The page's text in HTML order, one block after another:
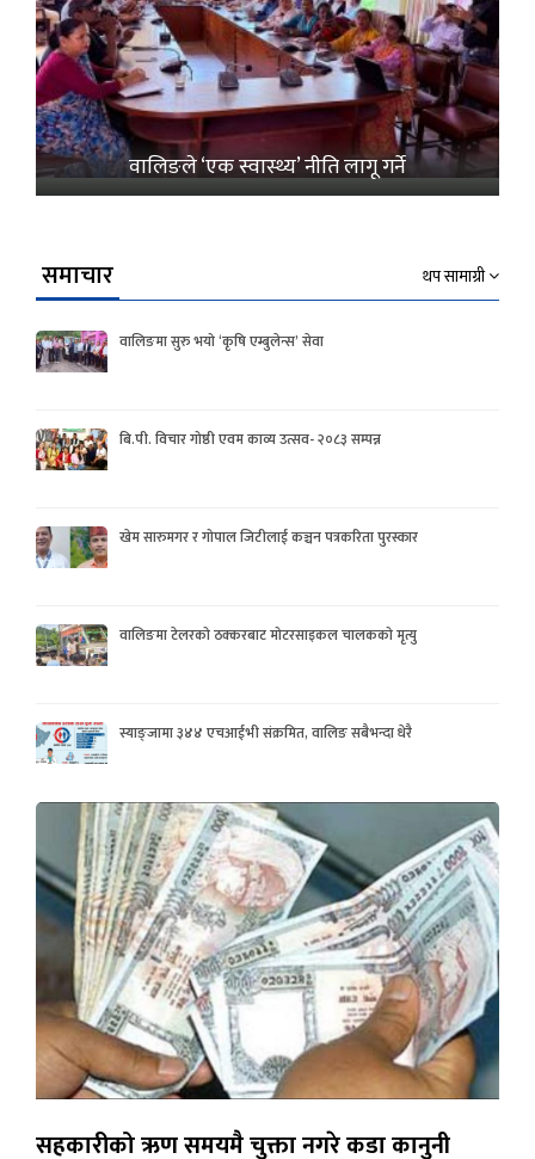
वालिङले ‘एक स्वास्थ्य’ नीति लागू गर्ने
समाचार थप सामाग्री
वालिङमा सुरु भयो ‘कृषि एम्बुलेन्स’ सेवा
बि.पी. विचार गोष्ठी एवम काव्य उत्सव- २०८३ सम्पन्न
खेम सारुमगर र गोपाल जिटीलाई कञ्चन पत्रकरिता पुरस्कार
वालिङमा टेलरको ठक्करबाट मोटरसाइकल चालकको मृत्यु
स्याङ्जामा ३४४ एचआईभी संक्रमित, वालिङ सबैभन्दा धेरै
सहकारीको ऋण समयमै चुक्ता नगरे कडा कानुनी